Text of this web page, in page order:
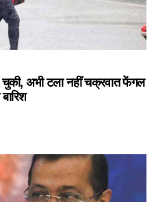
चुकी, अभी टला नहीं चक्रवात फेंगल